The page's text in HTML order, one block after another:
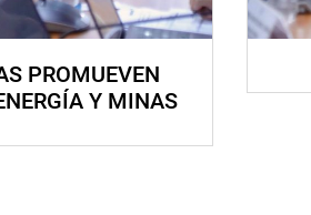
PROMUEVEN
Y MINAS